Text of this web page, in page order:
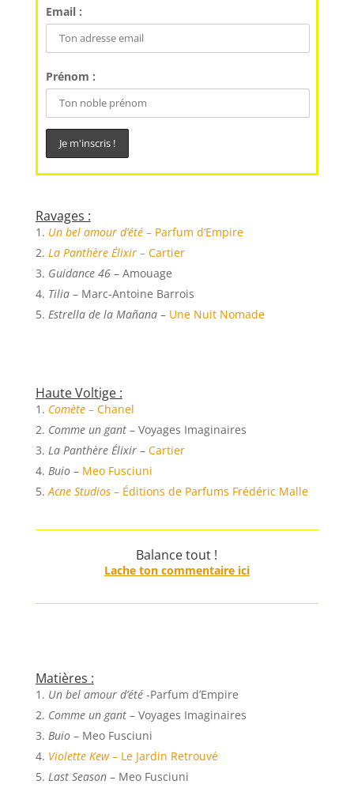
Email :
Prénom :
Ravages :
Un bel amour d’été– Parfum d’Empire
La Panthère Élixir– Cartier
Guidance 46– Amouage
Tilia– Marc-Antoine Barrois
Estrella de la Mañana– Une Nuit Nomade
Haute Voltige :
Comète– Chanel
Comme un gant– Voyages Imaginaires
La Panthère Élixir– Cartier
Buio– Meo Fusciuni
Acne Studios– Éditions de Parfums Frédéric Malle
Balance tout !
Lache ton commentaire ici
Matières :
Un bel amour d’été-Parfum d’Empire
Comme un gant– Voyages Imaginaires
Buio– Meo Fusciuni
Violette Kew– Le Jardin Retrouvé
Last Season– Meo Fusciuni